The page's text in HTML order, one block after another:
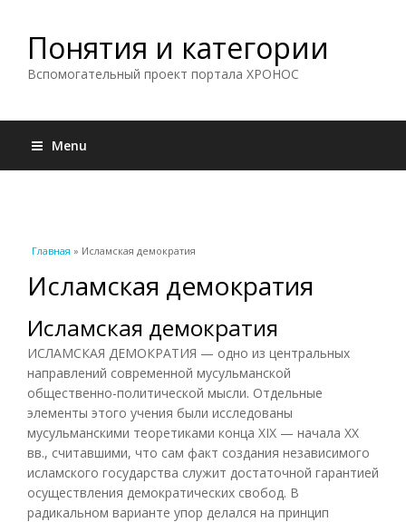
Понятия и категории
Вспомогательный проект портала ХРОНОС
Menu
Вы здесь
Главная » Исламская демократия
Исламская демократия
Исламская демократия
ИСЛАМСКАЯ ДЕМОКРАТИЯ — одно из центральных
направлений современной мусульманской
общественно-политической мысли. Отдельные
элементы этого учения были исследованы
мусульманскими теоретиками конца XIX — начала XX
вв., считавшими, что сам факт создания независимого
исламского государства служит достаточной гарантией
осуществления демократических свобод. В
радикальном варианте упор делался на принцип